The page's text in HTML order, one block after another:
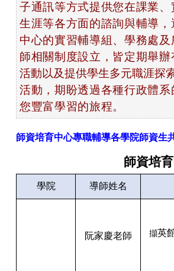
子通訊等方式提供您在課業、
生涯等各方面的諮詢與輔導
中心的實習輔導組、學務處及
師相關制度設立，皆定期舉
活動以及提供學生多元職涯探
活動，期盼透過各種行政體系
您豐富學習的旅程。
師資培育中心專職輔導各學院師資生
師資培
學院 導師姓名
阮家慶老師 擷英